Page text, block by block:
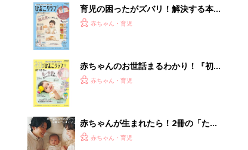
育児の困ったがズバリ！解決する本
『ひよこクラブ 秋号』 4カ月～2才
赤ちゃん・育児
赤ちゃんのお世話まるわかり！『初め
てのひよこクラブ 夏号』〈巻頭大特
赤ちゃん・育児
赤ちゃんが生まれたら！2冊の「たま
ひよ」
赤ちゃん・育児